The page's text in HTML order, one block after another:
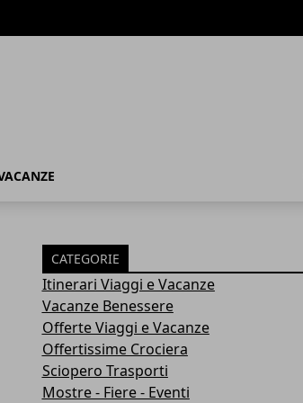
CATEGORIE
Itinerari Viaggi e Vacanze
Vacanze Benessere
Offerte Viaggi e Vacanze
Offertissime Crociera
Sciopero Trasporti
Mostre - Fiere - Eventi